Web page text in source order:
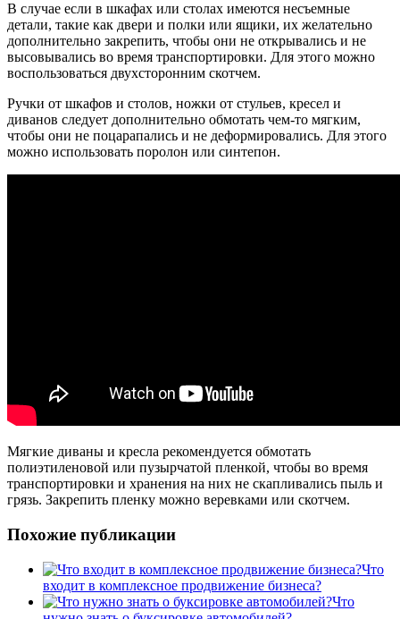
В случае если в шкафах или столах имеются несъемные
детали, такие как двери и полки или ящики, их желательно
дополнительно закрепить, чтобы они не открывались и не
высовывались во время транспортировки. Для этого можно
воспользоваться двухсторонним скотчем.
Ручки от шкафов и столов, ножки от стульев, кресел и
диванов следует дополнительно обмотать чем-то мягким,
чтобы они не поцарапались и не деформировались. Для этого
можно использовать поролон или синтепон.
Мягкие диваны и кресла рекомендуется обмотать
полиэтиленовой или пузырчатой пленкой, чтобы во время
транспортировки и хранения на них не скапливались пыль и
грязь. Закрепить пленку можно веревками или скотчем.
Похожие публикации
Что
входит в комплексное продвижение бизнеса?
Что